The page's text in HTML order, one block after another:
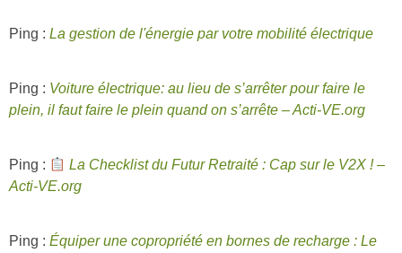
Ping : La gestion de l'énergie par votre mobilité électrique
Ping : Voiture électrique: au lieu de s’arrêter pour faire le
plein, il faut faire le plein quand on s’arrête – Acti-VE.org
Ping :
La Checklist du Futur Retraité : Cap sur le V2X ! –
Acti-VE.org
Ping : Équiper une copropriété en bornes de recharge : Le